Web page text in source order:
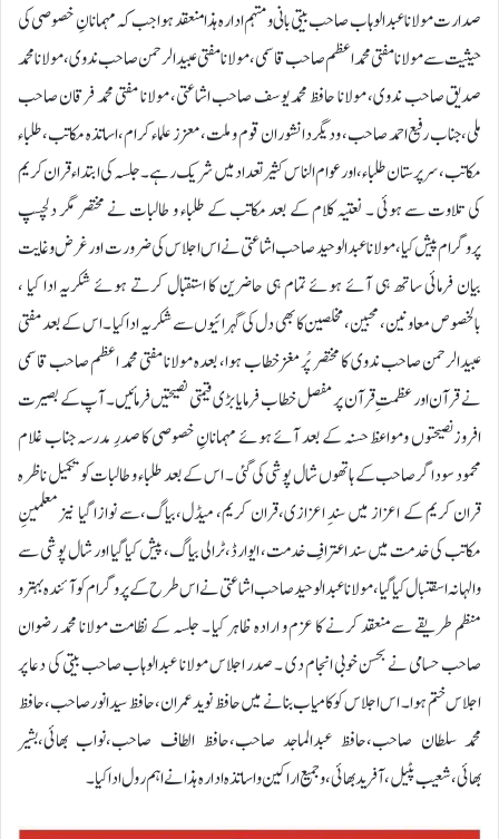
صدارت مولانا عبدالوہاب صاحب بیتی بانی و مہتمم ادارہ ہذا منعقد ہوا جب کہ مہمانانِ خصوصی کی
حیثیت سے مولانا مفتی محمد اعظم صاحب قاسمی،مولانا مفتی عبیدالرحمن صاحب ندوی، مولانا محمد
صدیق صاحب ندوی، مولانا حافظ محمد یوسف صاحب اشاعتی، مولانا مفتی محمد فرقان صاحب
ملی،جناب رفیع احمد صاحب، ودیگر دانشوران قوم و ملت، معزز علماء کرام، اساتذہ مکاتب،طلباء
مکاتب، سرپرستان طلباء،اور عوام الناس کثیر تعداد میں شریک رہے ۔ جلسہ کی ابتداء قران کریم
کی تلاوت سے ہوئی ۔ نعتیہ کلام کے بعد مکاتب کے طلباء و طالبات نے مختصر مگر دلچسپ
پروگرام پیش کیا،مولانا عبدالوحید صاحب اشاعتی نے اس اجلاس کی ضرورت اور غرض و غایت
بیان فرمائی ساتھ ہی آئے ہوئے تمام ہی حاضرین کا استقبال کرتے ہوئے شکریہ ادا کیا ،
بالخصوص معاونین ، محبین ، مخلصین کا بھی دل کی گہرائیوں سے شکریہ ادا کیا ۔ اس کے بعد مفتی
عبیدالرحمن صاحب ندوی کا مختصر پُر مغزخطاب ہوا، بعدہ مولانا مفتی محمد اعظم صاحب قاسمی
نے قرآن اور عظمتِ قرآن پر مفصل خطاب فرمایا بڑی قیمتی نصیحتیں فرمائیں۔ آپ کے بصیرت
افروزنصیحتوں ومواعظ حسنہ کے بعد آئے ہوئے مہمانانِ خصوصی کا صدرِ مدرسہ جناب غلام
محمود سوداگر صاحب کے ہاتھوں شال پوشی کی گئی ۔ اس کے بعد طلباء و طالبات کو تکمیل ناظرہ
قران کریم کے اعزاز میں سندِ اعزازی،قران کریم، میڈل،بیاگ،سے نوازا گیا نیز معلمینِ
مکاتب کی خدمت میں سند اعترافِ خدمت، ایوارڈ،ٹرالی بیاگ، پیش کیا گیا اور شال پوشی سے
والہانہ اسقتبال کیا گیا،مولانا عبدالوحید صاحب اشاعتی نےاس طرح کے پروگرام کو آئندہ بہتر و
منظم طریقے سے منعقد کرنے کا عزم و ارادہ ظاہر کیا ۔ جلسہ کے نظامت مولانا محمد رضوان
صاحب حسامی نے بحسن خوبی انجام دی ۔ صدر اجلاس مولانا عبدالوہاب صاحب بیتی کی دعا پر
اجلاس ختم ہوا ۔ اس اجلاس کو کامیاب بنانے میں حافظ نوید عمران،حافظ سید انورصاحب،حافظ
محمد سلطان صاحب،حافظ عبدالماجد صاحب،حافظ الطاف صاحب،نواب بھائی،بشیر
بھائی،شعیب پٹیل،آفرید بھائی،و جمیع اراکین و اساتذہ ادارہ ہذا نے اہم رول ادا کیا۔